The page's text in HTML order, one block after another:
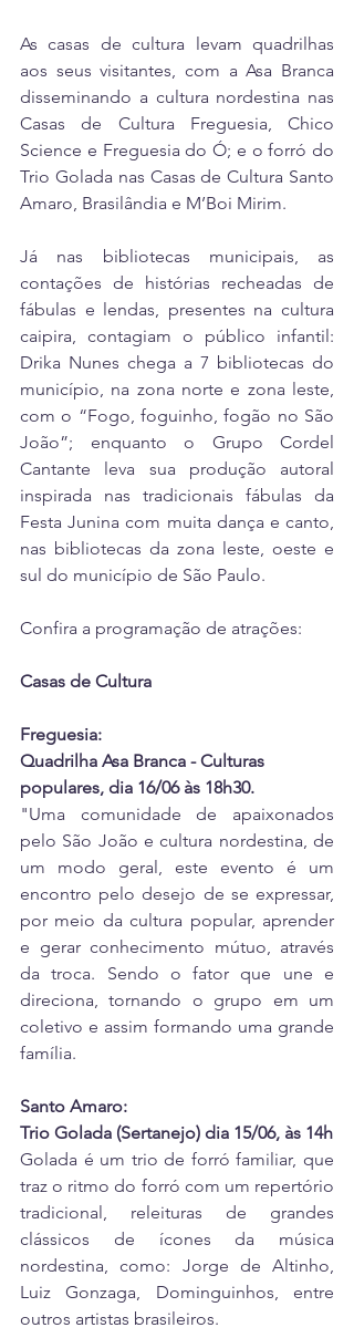
As casas de cultura levam quadrilhas
aos seus visitantes, com a Asa Branca
disseminando a cultura nordestina nas
Casas de Cultura Freguesia, Chico
Science e Freguesia do Ó; e o forró do
Trio Golada nas Casas de Cultura Santo
Amaro, Brasilândia e M’Boi Mirim.
Já nas bibliotecas municipais, as
contações de histórias recheadas de
fábulas e lendas, presentes na cultura
caipira, contagiam o público infantil:
Drika Nunes chega a 7 bibliotecas do
município, na zona norte e zona leste,
com o “Fogo, foguinho, fogão no São
João”; enquanto o Grupo Cordel
Cantante leva sua produção autoral
inspirada nas tradicionais fábulas da
Festa Junina com muita dança e canto,
nas bibliotecas da zona leste, oeste e
sul do município de São Paulo.
Confira a programação de atrações:
Casas de Cultura
Freguesia:
Quadrilha Asa Branca - Culturas
populares, dia 16/06 às 18h30.
"Uma comunidade de apaixonados
pelo São João e cultura nordestina, de
um modo geral, este evento é um
encontro pelo desejo de se expressar,
por meio da cultura popular, aprender
e gerar conhecimento mútuo, através
da troca. Sendo o fator que une e
direciona, tornando o grupo em um
coletivo e assim formando uma grande
família.
Santo Amaro:
Trio Golada (Sertanejo) dia 15/06, às 14h
Golada é um trio de forró familiar, que
traz o ritmo do forró com um repertório
tradicional, releituras de grandes
clássicos de ícones da música
nordestina, como: Jorge de Altinho,
Luiz Gonzaga, Dominguinhos, entre
outros artistas brasileiros.